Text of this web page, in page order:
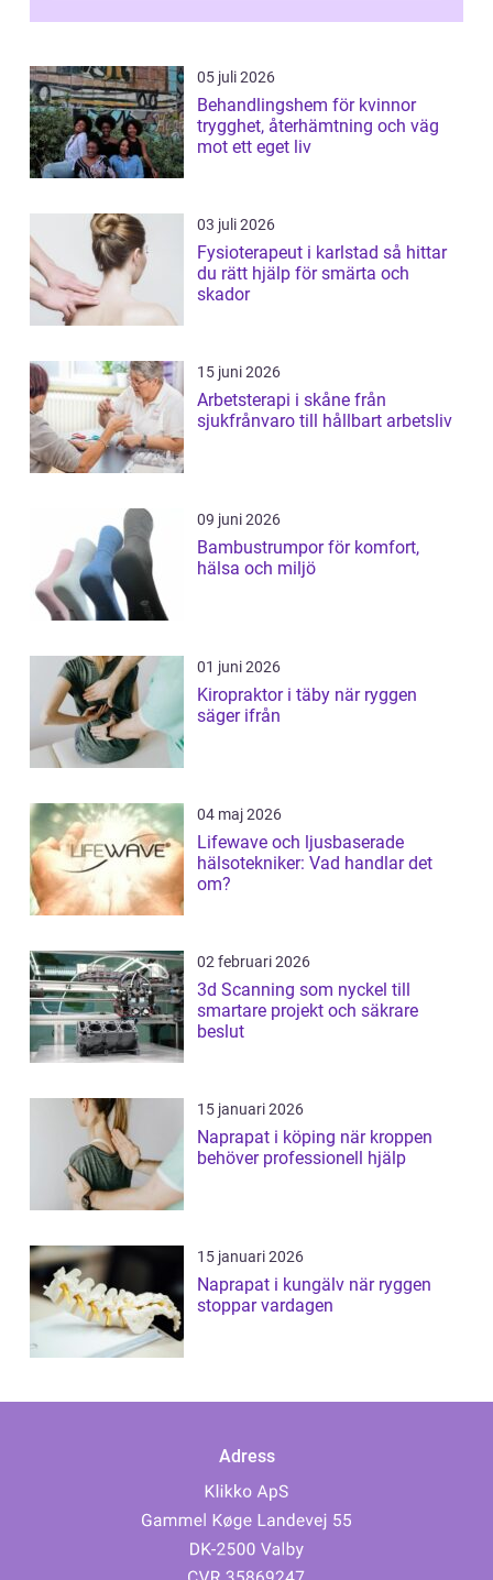
05 juli 2026
Behandlingshem för kvinnor
trygghet, återhämtning och väg
mot ett eget liv
03 juli 2026
Fysioterapeut i karlstad så hittar
du rätt hjälp för smärta och
skador
15 juni 2026
Arbetsterapi i skåne från
sjukfrånvaro till hållbart arbetsliv
09 juni 2026
Bambustrumpor för komfort,
hälsa och miljö
01 juni 2026
Kiropraktor i täby när ryggen
säger ifrån
04 maj 2026
Lifewave och ljusbaserade
hälsotekniker: Vad handlar det
om?
02 februari 2026
3d Scanning som nyckel till
smartare projekt och säkrare
beslut
15 januari 2026
Naprapat i köping när kroppen
behöver professionell hjälp
15 januari 2026
Naprapat i kungälv när ryggen
stoppar vardagen
Adress